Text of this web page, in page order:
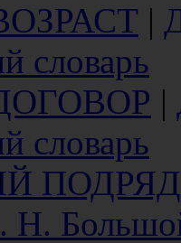
|
словарь
|
словарь
Н.